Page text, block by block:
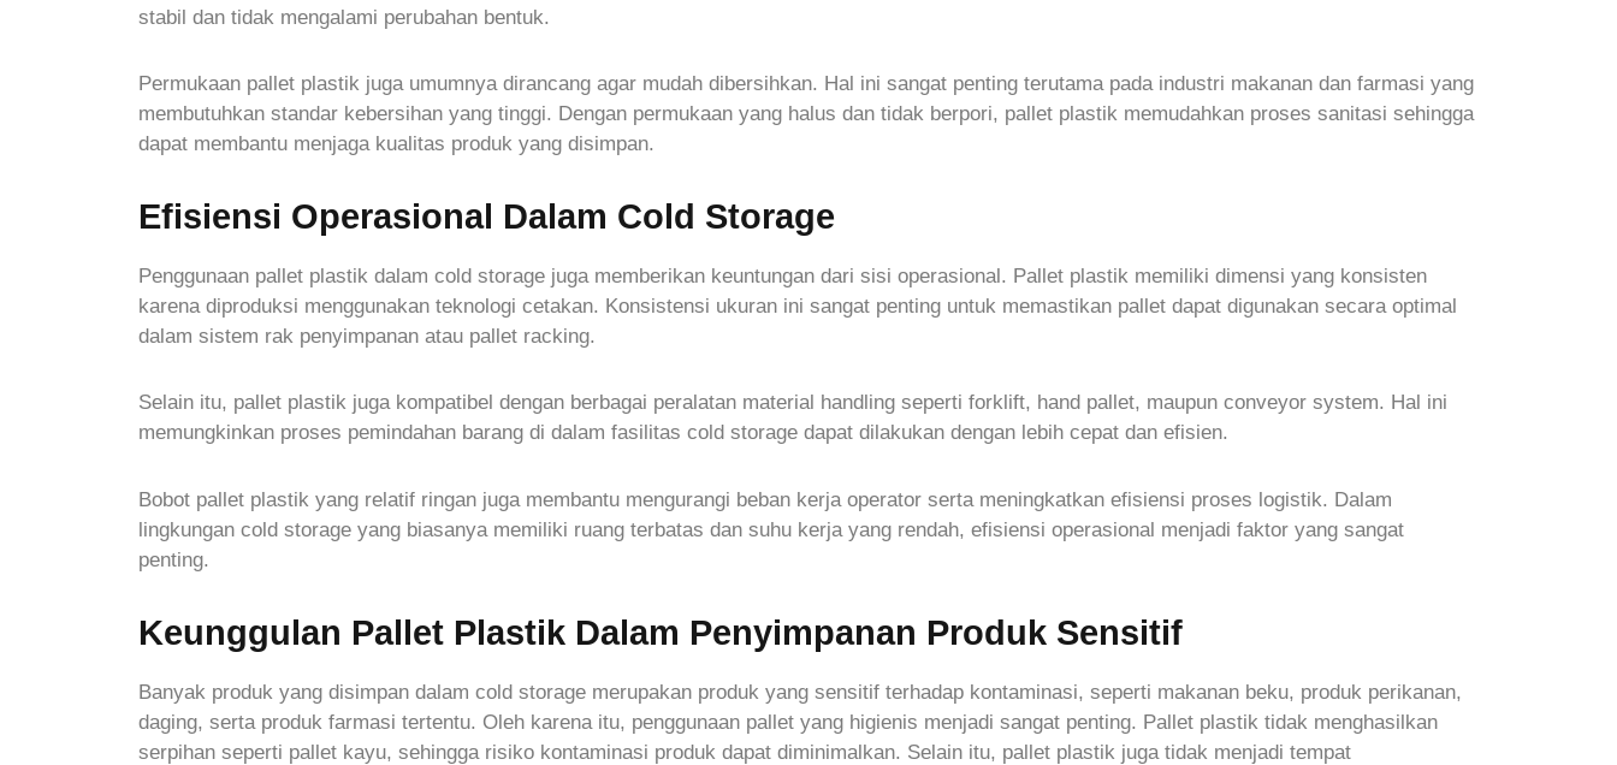
stabil dan tidak mengalami perubahan bentuk.
Permukaan pallet plastik juga umumnya dirancang agar mudah dibersihkan. Hal ini sangat penting terutama pada industri makanan dan farmasi yang
membutuhkan standar kebersihan yang tinggi. Dengan permukaan yang halus dan tidak berpori, pallet plastik memudahkan proses sanitasi sehingga
dapat membantu menjaga kualitas produk yang disimpan.
Efisiensi Operasional Dalam Cold Storage
Penggunaan pallet plastik dalam cold storage juga memberikan keuntungan dari sisi operasional. Pallet plastik memiliki dimensi yang konsisten
karena diproduksi menggunakan teknologi cetakan. Konsistensi ukuran ini sangat penting untuk memastikan pallet dapat digunakan secara optimal
dalam sistem rak penyimpanan atau pallet racking.
Selain itu, pallet plastik juga kompatibel dengan berbagai peralatan material handling seperti forklift, hand pallet, maupun conveyor system. Hal ini
memungkinkan proses pemindahan barang di dalam fasilitas cold storage dapat dilakukan dengan lebih cepat dan efisien.
Bobot pallet plastik yang relatif ringan juga membantu mengurangi beban kerja operator serta meningkatkan efisiensi proses logistik. Dalam
lingkungan cold storage yang biasanya memiliki ruang terbatas dan suhu kerja yang rendah, efisiensi operasional menjadi faktor yang sangat
penting.
Keunggulan Pallet Plastik Dalam Penyimpanan Produk Sensitif
Banyak produk yang disimpan dalam cold storage merupakan produk yang sensitif terhadap kontaminasi, seperti makanan beku, produk perikanan,
daging, serta produk farmasi tertentu. Oleh karena itu, penggunaan pallet yang higienis menjadi sangat penting. Pallet plastik tidak menghasilkan
serpihan seperti pallet kayu, sehingga risiko kontaminasi produk dapat diminimalkan. Selain itu, pallet plastik juga tidak menjadi tempat